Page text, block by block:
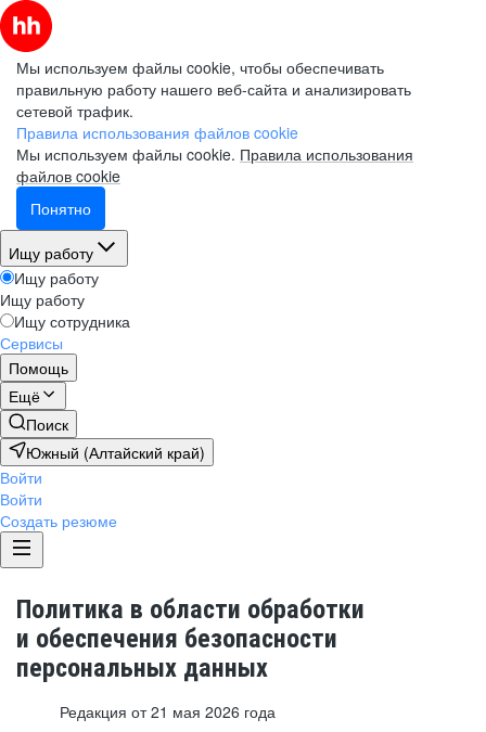
Мы используем файлы cookie, чтобы обеспечивать
правильную работу нашего веб-сайта и анализировать
сетевой трафик.
Правила использования файлов cookie
Мы используем файлы cookie. Правила использования
файлов cookie
Понятно
Ищу работу
Ищу работу
Ищу работу
Ищу сотрудника
Сервисы
Помощь
Ещё
Поиск
Южный (Алтайский край)
Войти
Войти
Создать резюме
Политика в области обработки
и обеспечения безопасности
персональных данных
Редакция от 21 мая 2026 года